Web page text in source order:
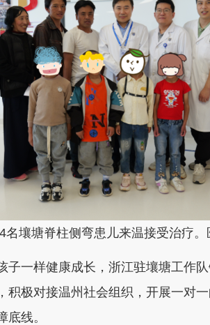
4名壤塘脊柱侧弯患儿来温接受治疗。
一样健康成长，浙江驻壤塘工作队
积极对接温州社会组织，开展一对
线。